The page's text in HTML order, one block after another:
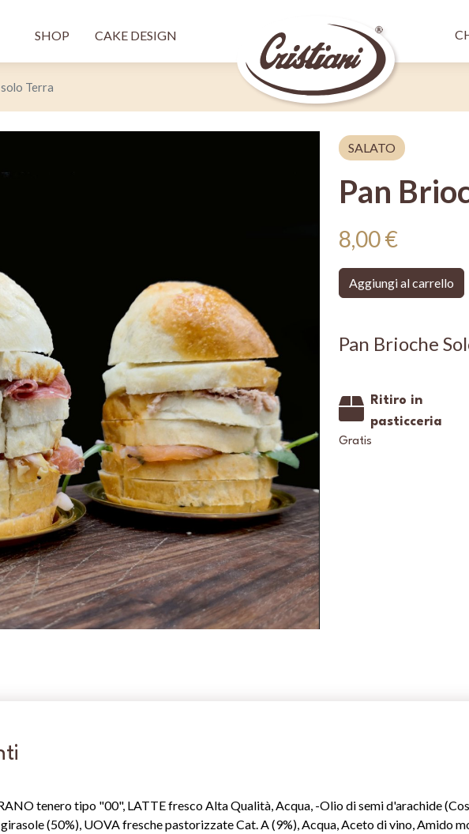
Menù principale SX
SHOP CAKE DESIGN
Terra
SALATO
Pan
8,00 €
Aggiungi al carrello
Pan Brioche
Ritiro in
pasticceria
Gratis
tenero tipo "00", LATTE fresco Alta Qualità, Acqua, -Olio di semi d'arachide
(50%), UOVA fresche pastorizzate Cat. A (9%), Acqua, Aceto di vino, Amido